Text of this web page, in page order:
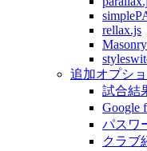
rellax.js
Masonry
追加オプシ
試合結
Google
パスワ
クラブ